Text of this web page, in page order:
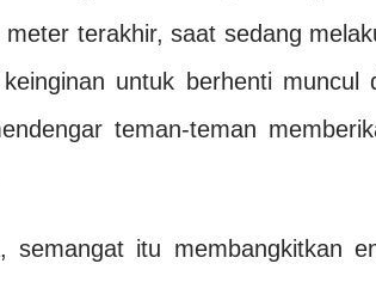
meter terakhir, saat sedang
untuk berhenti
teman-teman
semangat itu membangkitkan